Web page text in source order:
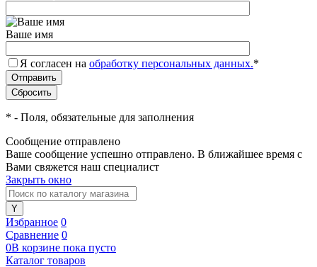
Ваше имя
Я согласен на обработку персональных данных.*
* - Поля, обязательные для заполнения
Сообщение отправлено
Ваше сообщение успешно отправлено. В ближайшее время с
Вами свяжется наш специалист
Закрыть окно
Избранное 0
Сравнение 0
0В корзине пока пусто
Каталог товаров